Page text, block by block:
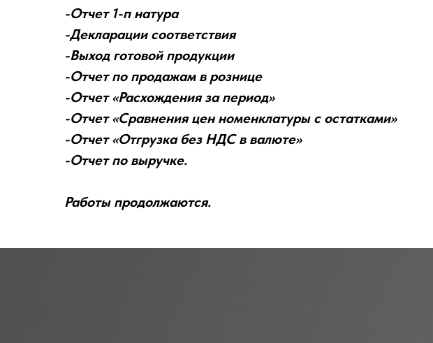
-Отчет 1-п натура
-Декларации соответствия
-Выход готовой продукции
-Отчет по продажам в рознице
-Отчет «Расхождения за период»
-Отчет «Сравнения цен номенклатуры с остатками»
-Отчет «Отгрузка без НДС в валюте»
-Отчет по выручке.
Работы продолжаются.